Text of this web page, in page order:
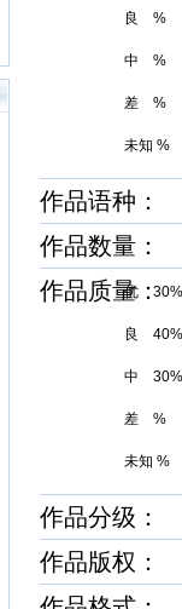
良 %
中 %
差 %
未知 %
作品语种：
作品数量
作品质量优 30%
良 40%
中 30%
差 %
未知 %
作品分级：
作品版权